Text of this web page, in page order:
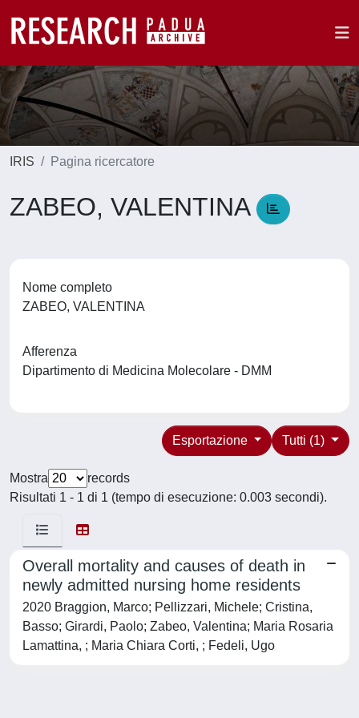
IRIS Pagina ricercatore
ZABEO, VALENTINA
Nome completo
ZABEO, VALENTINA
Afferenza
Dipartimento di Medicina Molecolare - DMM
Tutti (1)
Esportazione
Mostra
records
Risultati 1 - 1 di 1 (tempo di esecuzione: 0.003 secondi).
Overall mortality and causes of death in
newly admitted nursing home residents
2020 Braggion, Marco; Pellizzari, Michele; Cristina,
Basso; Girardi, Paolo; Zabeo, Valentina; Maria Rosaria
Lamattina, ; Maria Chiara Corti, ; Fedeli, Ugo